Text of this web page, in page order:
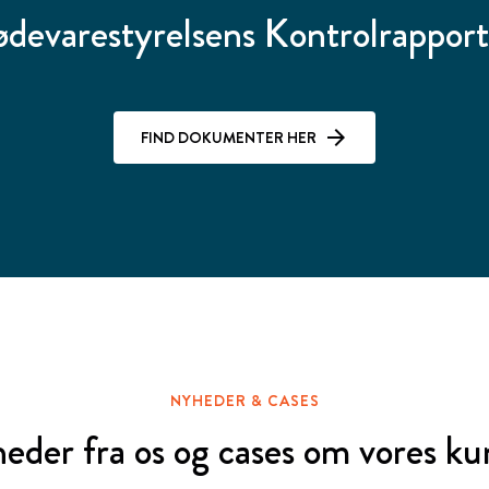
FIND DOKUMENTER HER
NYHEDER & CASES
fra os og cases om vores